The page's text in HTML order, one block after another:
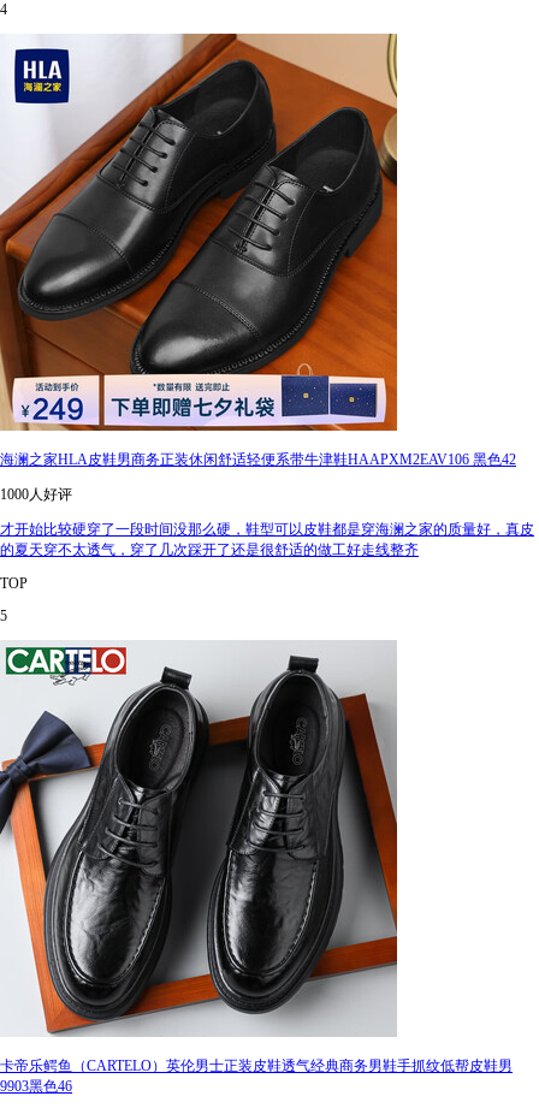
4
海澜之家HLA皮鞋男商务正装休闲舒适轻便系带牛津鞋HAAPXM2EAV106 黑色42
1000人好评
才开始比较硬穿了一段时间没那么硬，鞋型可以皮鞋都是穿海澜之家的质量好，真皮
的夏天穿不太透气，穿了几次踩开了还是很舒适的做工好走线整齐
TOP
5
卡帝乐鳄鱼（CARTELO）英伦男士正装皮鞋透气经典商务男鞋手抓纹低帮皮鞋男
9903黑色46